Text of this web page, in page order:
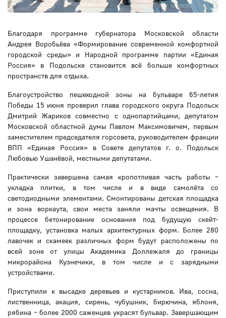
Благодаря программе губернатора Московской области
Андрея Воробьёва «Формирование современной комфортной
городской среды» и Народной программе партии «Единая
Россия» в Подольске становится всё больше комфортных
пространств для отдыха.
Благоустройство пешеходной зоны на бульваре 65-летия
Победы 15 июня проверил глава городского округа Подольск
Дмитрий Жариков совместно с однопартийцами, депутатом
Московской областной думы Павлом Максимовичем, первым
заместителем председателя горсовета, руководителем фракции
ВПП «Единая Россия» в Совете депутатов г. о. Подольск
Любовью Ушанёвой, местными депутатами.
Практически завершена самая кропотливая часть работы –
укладка плитки, в том числе и в виде самолёта со
светодиодными элементами. Смонтированы детская площадка
и зона воркаута, свои места заняли мачты освещения. В
процессе бетонирование основания под будущую скейт-
площадку, установка малых архитектурных форм. Более 280
лавочек и скамеек различных форм будут расположены по
всей зоне от улицы Академика Доллежаля до границы
микрорайона Кузнечики, в том числе и с зарядными
устройствами.
Приступили к высадке деревьев и кустарников. Ива, сосна,
лиственница, акация, сирень, чубушник, бирючина, яблоня,
рябина – более 2000 саженцев украсят бульвар. Завершающим